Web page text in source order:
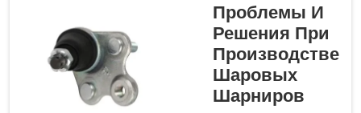
автомобильные
детали оптом. Бренд
Tongshi значительно
упрощает эту задачу!
OEM — это
аббревиатура от
Проблемы И
Решения При
Производстве
Шаровых
Шарниров